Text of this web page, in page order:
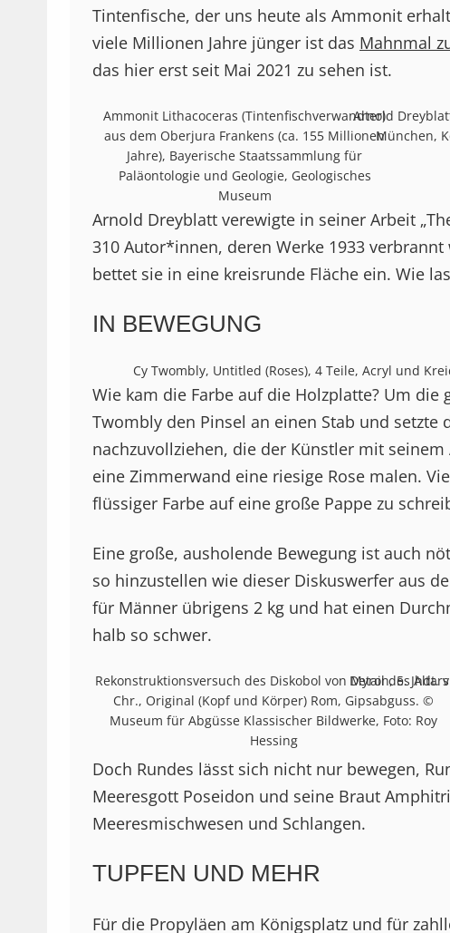
Tintenfische, der uns heute als Ammonit
viele Millionen Jahre jünger ist das Mahnmal
das hier erst seit Mai 2021 zu sehen ist.
Ammonit Lithacoceras (Tintenfischverwandter)
aus dem Oberjura Frankens (ca. 155 Millionen
Jahre), Bayerische Staatssammlung für
Paläontologie und Geologie, Geologisches
Museum
Arnold
München,
Arnold Dreyblatt verewigte in seiner Arbeit
310 Autor*innen, deren Werke 1933
bettet sie in eine kreisrunde Fläche ein. Wie
IN BEWEGUNG
Cy Twombly, Untitled (Roses), 4 Teile, Acryl und
Wie kam die Farbe auf die Holzplatte? Um
Twombly den Pinsel an einen Stab und
nachzuvollziehen, die der Künstler mit
eine Zimmerwand eine riesige Rose malen.
flüssiger Farbe auf eine große Pappe zu
Eine große, ausholende Bewegung ist auch
so hinzustellen wie dieser Diskuswerfer aus
für Männer übrigens 2 kg und hat einen
halb so schwer.
Rekonstruktionsversuch des Diskobol von Myron, 5. Jhdt.
Chr., Original (Kopf und Körper) Rom, Gipsabguss. ©
Museum für Abgüsse Klassischer Bildwerke, Foto: Roy
Hessing
Detail des
Doch Rundes lässt sich nicht nur bewegen,
Meeresgott Poseidon und seine Braut
Meeresmischwesen und Schlangen.
TUPFEN UND MEHR
Für die Propyläen am Königsplatz und für